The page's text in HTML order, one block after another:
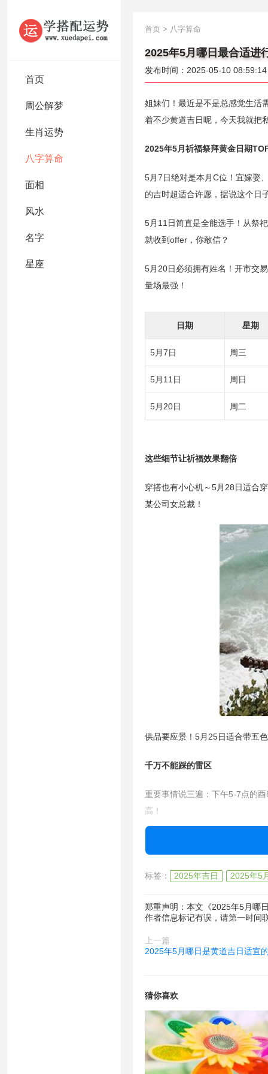
首页
周公解梦
生肖运势
八字算命
面相
风水
名字
星座
首页 > 八字算命
2025年5月哪日最合适进
发布时间：2025-05-10 08:59:14
姐妹们！最近是不是总感觉生活
着不少黄道吉日呢，今天我就把
2025年5月祈福祭拜黄金日期
5月7日绝对是本月C位！宜嫁娶
的吉时超适合许愿，据说这个日
5月11日简直是全能选手！从祭
就收到offer，你敢信？
5月20日必须拥有姓名！开市交
量场最强！
日期 星期
5月7日 周三
5月11日 周日
5月20日 周二
这些细节让祈福效果翻倍
穿搭也有小心机～5月28日适合
某公司女总裁！
供品要应景！5月25日适合带五
千万不能踩的雷区
重要事情说三遍：下午5-7点的
高！
最后敲黑板！选对日子真的能
色系更上镜哦！最近发现每逢农
标签： 2025年吉日 2025年5
郑重声明：本文《2025年5月哪
作者信息标记有误，请第一时间
上一篇
2025年5月哪日是黄道吉日适宜
猜你喜欢